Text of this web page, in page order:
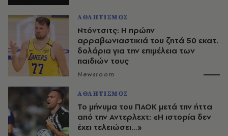
ΑΘΛΗΤΙΣΜΟΣ
Ντόντσιτς: Η πρώην
αρραβωνιαστικιά του ζητά 50 εκατ.
δολάρια για την επιμέλεια των
παιδιών τους
Newsroom
ΑΘΛΗΤΙΣΜΟΣ
Το μήνυμα του ΠΑΟΚ μετά την ήττα
από την Αντερλεχτ: «Η ιστορία δεν
έχει τελειώσει…»